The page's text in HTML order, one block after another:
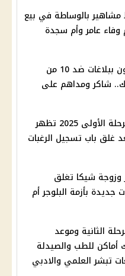
بالوساطة في بيع
عامر وأم سجدة
32 محاميا يتقدمون ببلاغات ضد 10 من
شاكر ومداهم على
نتيجة تنسيق المرحلة الأولى 2025 تظهر
بعد غلق باب تسجيل الرغبات
وزوجة شيكا تغلق
جديدة بأزمة البلوجر أم
الثانية وموعد
أماكن للطب والصيدلة
تبشر العلمي والادبي